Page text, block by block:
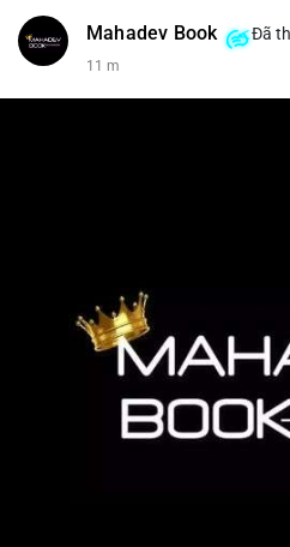
Mahadev Book Đã
11 m